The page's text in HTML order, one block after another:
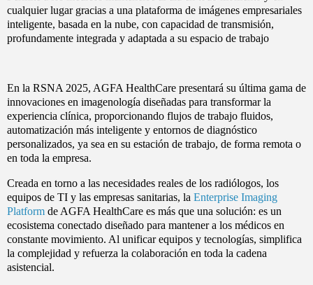
cualquier lugar gracias a una plataforma de imágenes empresariales
inteligente, basada en la nube, con capacidad de transmisión,
profundamente integrada y adaptada a su espacio de trabajo
En la RSNA 2025, AGFA HealthCare presentará su última gama de
innovaciones en imagenología diseñadas para transformar la
experiencia clínica, proporcionando flujos de trabajo fluidos,
automatización más inteligente y entornos de diagnóstico
personalizados, ya sea en su estación de trabajo, de forma remota o
en toda la empresa.
Creada en torno a las necesidades reales de los radiólogos, los
equipos de TI y las empresas sanitarias, la Enterprise Imaging
Platform de AGFA HealthCare es más que una solución: es un
ecosistema conectado diseñado para mantener a los médicos en
constante movimiento. Al unificar equipos y tecnologías, simplifica
la complejidad y refuerza la colaboración en toda la cadena
asistencial.